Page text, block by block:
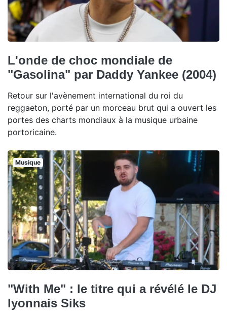
L'onde de choc mondiale de
"Gasolina" par Daddy Yankee (2004)
Retour sur l'avènement international du roi du
reggaeton, porté par un morceau brut qui a ouvert les
portes des charts mondiaux à la musique urbaine
portoricaine.
Musique
"With Me" : le titre qui a révélé le DJ
lyonnais Siks